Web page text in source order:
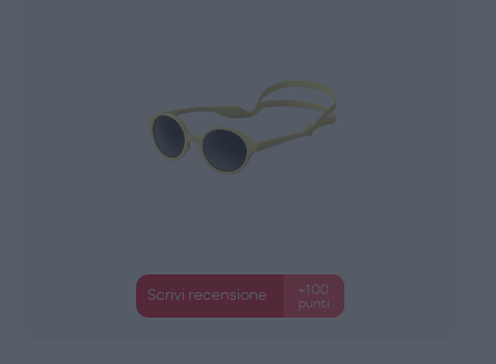
Scrivi recensione
+100
punti